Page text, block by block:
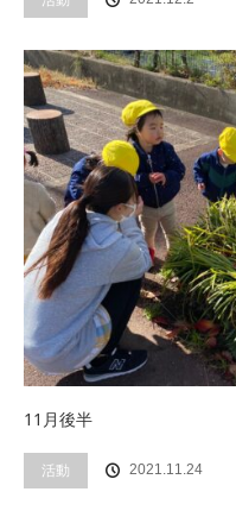
11月後半
活動 2021.11.24